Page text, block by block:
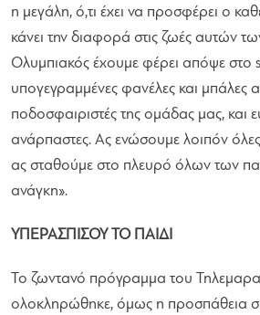
η μεγάλη, ό,τι έχει να προσφέρει ο
κάνει την διαφορά στις ζωές αυτών
Ολυμπιακός έχουμε φέρει απόψε στο
υπογεγραμμένες φανέλες και μπάλες
ποδοσφαιριστές της ομάδας μας, και
ανάρπαστες. Ας ενώσουμε λοιπόν όλες
ας σταθούμε στο πλευρό όλων των
ανάγκη».
ΥΠΕΡΑΣΠΙΣΟΥ ΤΟ ΠΑΙΔΙ
Το ζωντανό πρόγραμμα του
ολοκληρώθηκε, όμως η προσπάθεια